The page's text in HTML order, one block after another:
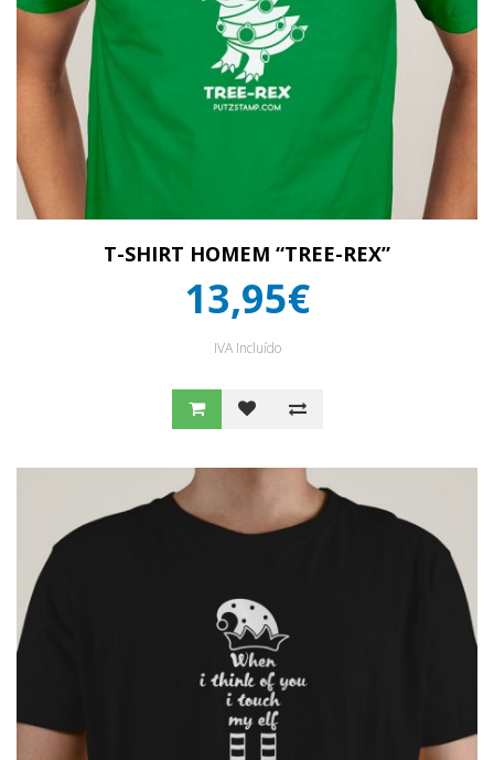
T-SHIRT HOMEM “TREE-REX”
13,95€
IVA Incluído